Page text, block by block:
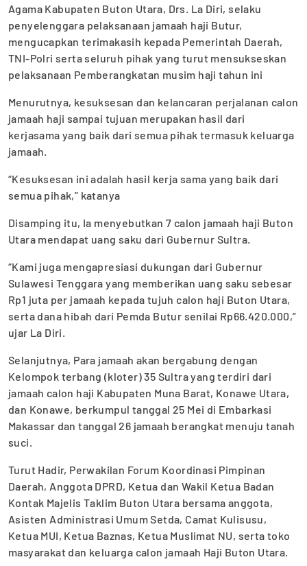
Agama Kabupaten Buton Utara, Drs. La Diri, selaku
penyelenggara pelaksanaan jamaah haji Butur,
mengucapkan terimakasih kepada Pemerintah Daerah,
TNI-Polri serta seluruh pihak yang turut mensukseskan
pelaksanaan Pemberangkatan musim haji tahun ini
Menurutnya, kesuksesan dan kelancaran perjalanan calon
jamaah haji sampai tujuan merupakan hasil dari
kerjasama yang baik dari semua pihak termasuk keluarga
jamaah.
“Kesuksesan ini adalah hasil kerja sama yang baik dari
semua pihak,” katanya
Disamping itu, Ia menyebutkan 7 calon jamaah haji Buton
Utara mendapat uang saku dari Gubernur Sultra.
“Kami juga mengapresiasi dukungan dari Gubernur
Sulawesi Tenggara yang memberikan uang saku sebesar
Rp1 juta per jamaah kepada tujuh calon haji Buton Utara,
serta dana hibah dari Pemda Butur senilai Rp66.420.000,”
ujar La Diri.
Selanjutnya, Para jamaah akan bergabung dengan
Kelompok terbang (kloter) 35 Sultra yang terdiri dari
jamaah calon haji Kabupaten Muna Barat, Konawe Utara,
dan Konawe, berkumpul tanggal 25 Mei di Embarkasi
Makassar dan tanggal 26 jamaah berangkat menuju tanah
suci.
Turut Hadir, Perwakilan Forum Koordinasi Pimpinan
Daerah, Anggota DPRD, Ketua dan Wakil Ketua Badan
Kontak Majelis Taklim Buton Utara bersama anggota,
Asisten Administrasi Umum Setda, Camat Kulisusu,
Ketua MUI, Ketua Baznas, Ketua Muslimat NU, serta toko
masyarakat dan keluarga calon jamaah Haji Buton Utara.